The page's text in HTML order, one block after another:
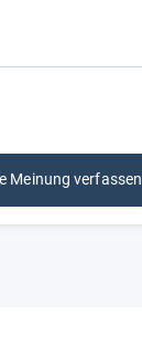
Meinung verfassen